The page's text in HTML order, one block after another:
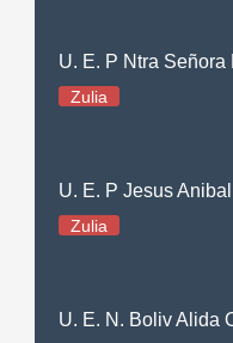
U. E. P Ntra Señora
Zulia
U. E. P Jesus
Zulia
U. E. N. Boliv Alida